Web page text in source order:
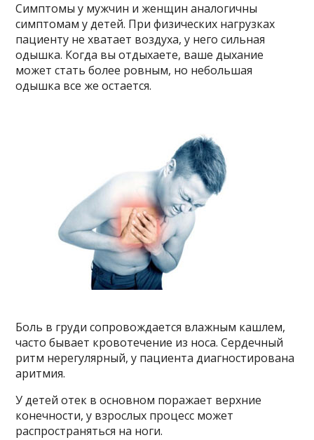
Симптомы у мужчин и женщин аналогичны
симптомам у детей. При физических нагрузках
пациенту не хватает воздуха, у него сильная
одышка. Когда вы отдыхаете, ваше дыхание
может стать более ровным, но небольшая
одышка все же остается.
Боль в груди сопровождается влажным кашлем,
часто бывает кровотечение из носа. Сердечный
ритм нерегулярный, у пациента диагностирована
аритмия.
У детей отек в основном поражает верхние
конечности, у взрослых процесс может
распространяться на ноги.